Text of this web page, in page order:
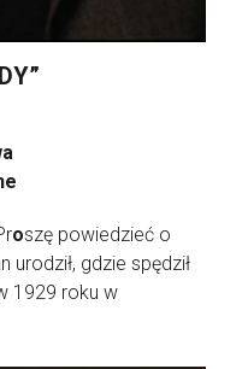
oszę powiedzieć o
gdzie spędził
1929 roku w